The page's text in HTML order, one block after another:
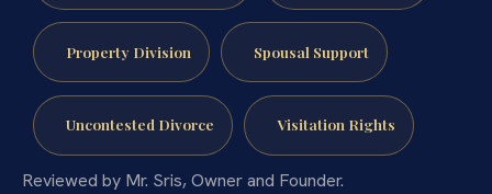
Property Division Spousal Support
Uncontested Divorce Visitation Rights
Reviewed by Mr. Sris, Owner and Founder.